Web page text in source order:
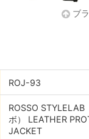
ブ
ROJ-93
ROSSO STYLELAB
ボ） LEATHER
JACKET